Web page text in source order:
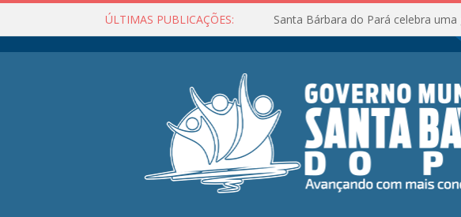
ÚLTIMAS PUBLICAÇÕES: Santa Bárbara do Pará celebra